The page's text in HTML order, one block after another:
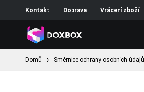
Kontakt Doprava Vrácení zboží
Domů Směrnice ochrany osobních údajů